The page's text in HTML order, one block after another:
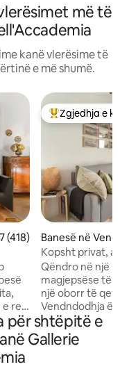
më të
kanë vlerësime të
e më shumë.
mesatar 4,97 nga 5,
(418)
re,
të
në
Më të mirat e
Zgjedhja e
Banesë në
Kopsht privat,
lavatriçe dhe
Qëndro në një
magjepsëse të
një oborr të qetë
Vendndodhja
por në qendër,
këmbë nga
nga stacioni i trenit. Apartamenti
për shtëpitë e
Gallerie